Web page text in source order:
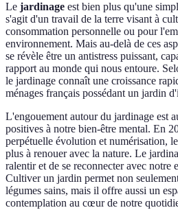
Le jardinage est bien plus qu'une
s'agit d'un travail de la terre visant à
consommation personnelle ou pour
environnement. Mais au-delà de ces
se révèle être un antistress puissant,
rapport au monde qui nous entoure.
le jardinage connaît une croissance
ménages français possédant un jardin
L'engouement autour du jardinage est
positives à notre bien-être mental. En
perpétuelle évolution et numérisation,
plus à renouer avec la nature. Le
ralentir et de se reconnecter avec notre
Cultiver un jardin permet non
légumes sains, mais il offre aussi un
contemplation au cœur de notre